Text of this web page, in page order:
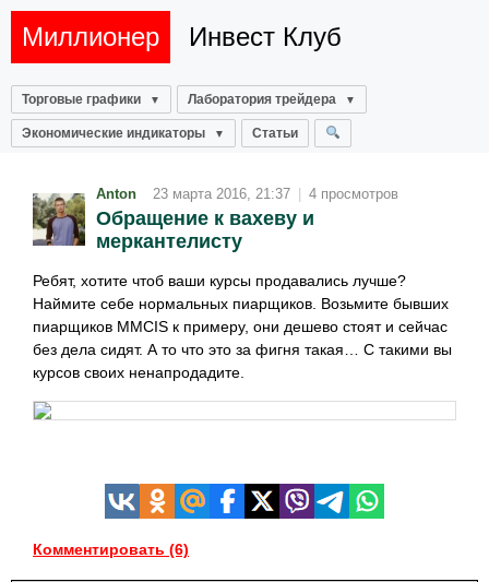
Миллионер Инвест Клуб
Торговые графики Лаборатория трейдера
Экономические индикаторы Статьи
Anton 23 марта 2016, 21:37 4 просмотров
Обращение к вахеву и
меркантелисту
Ребят, хотите чтоб ваши курсы продавались лучше?
Наймите себе нормальных пиарщиков. Возьмите бывших
пиарщиков MMCIS к примеру, они дешево стоят и сейчас
без дела сидят. А то что это за фигня такая… С такими вы
курсов своих ненапродадите.
Комментировать (6)